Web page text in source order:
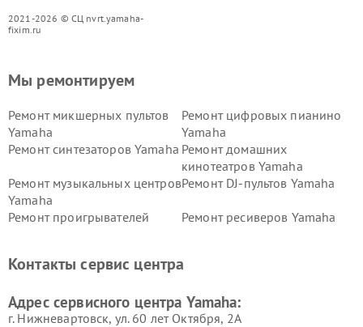
2021-2026 © СЦ nvrt.yamaha-
fixim.ru
Мы ремонтируем
Ремонт микшерных пультов
Yamaha
Ремонт цифровых пианино
Yamaha
Ремонт синтезаторов Yamaha Ремонт домашних
кинотеатров Yamaha
Ремонт музыкальных центров
Yamaha
Ремонт DJ-пультов Yamaha
Ремонт проигрывателей
Ремонт ресиверов Yamaha
Yamaha
Yamaha
Контакты сервис центра
Адрес сервисного центра Yamaha:
г. Нижневартовск, ул. 60 лет Октября, 2А